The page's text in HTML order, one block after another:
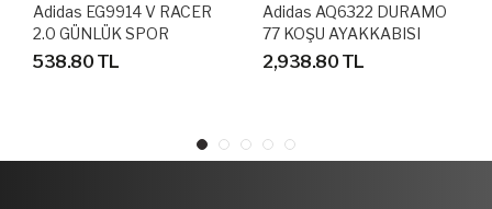
Adidas EG9914 V RACER
2.0 GÜNLÜK SPOR
AYAKKABI
538.80 TL
Adidas AQ6322 DURAMO
77 KOŞU AYAKKABISI
2,938.80 TL